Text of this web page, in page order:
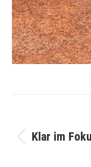
Klar im